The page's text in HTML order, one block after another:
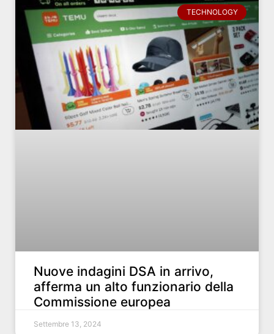
TECHNOLOGY
Nuove indagini DSA in arrivo,
afferma un alto funzionario della
Commissione europea
Settembre 13, 2024